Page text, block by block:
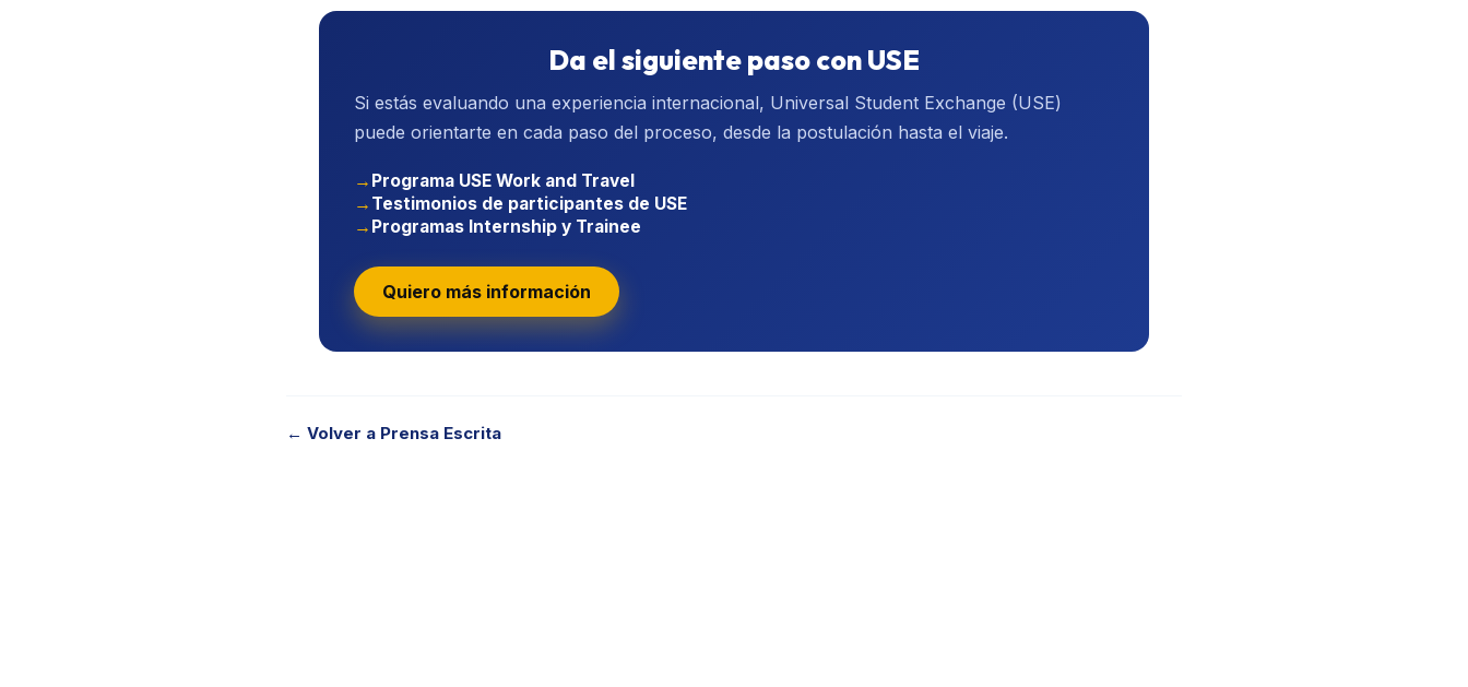
Da el siguiente paso con USE
Si estás evaluando una experiencia internacional, Universal Student Exchange (USE)
puede orientarte en cada paso del proceso, desde la postulación hasta el viaje.
Programa USE Work and Travel
Testimonios de participantes de USE
Programas Internship y Trainee
Quiero más información
← Volver a Prensa Escrita